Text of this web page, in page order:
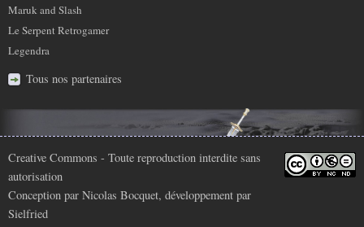
Maruk and Slash
Le Serpent Retrogamer
Legendra
Tous nos partenaires
Infos
légales
Creative Commons - Toute reproduction interdite sans
autorisation
Conception par Nicolas Bocquet, développement par
Sielfried